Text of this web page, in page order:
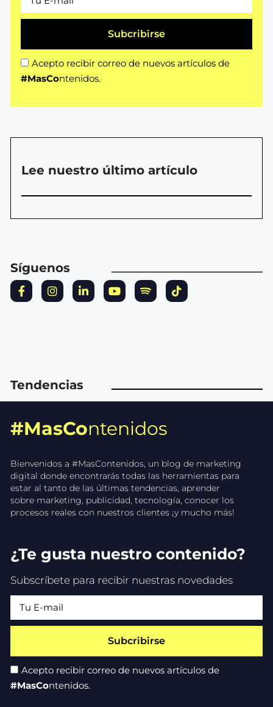
Acepto recibir correo de nuevos artículos de
#MasContenidos.
Subcribirse
Lee nuestro último artículo
Síguenos
Tendencias
#MasContenidos
Bienvenidos a #MasContenidos, un blog de marketing
digital donde encontrarás todas las herramientas para
estar al tanto de las últimas tendencias, aprender
sobre marketing, publicidad, tecnología, conocer los
procesos reales con nuestros clientes ¡y mucho más!
¿Te gusta nuestro contenido?
Subscríbete para recibir nuestras novedades
Acepto recibir correo de nuevos artículos de
#MasContenidos.
Subcribirse